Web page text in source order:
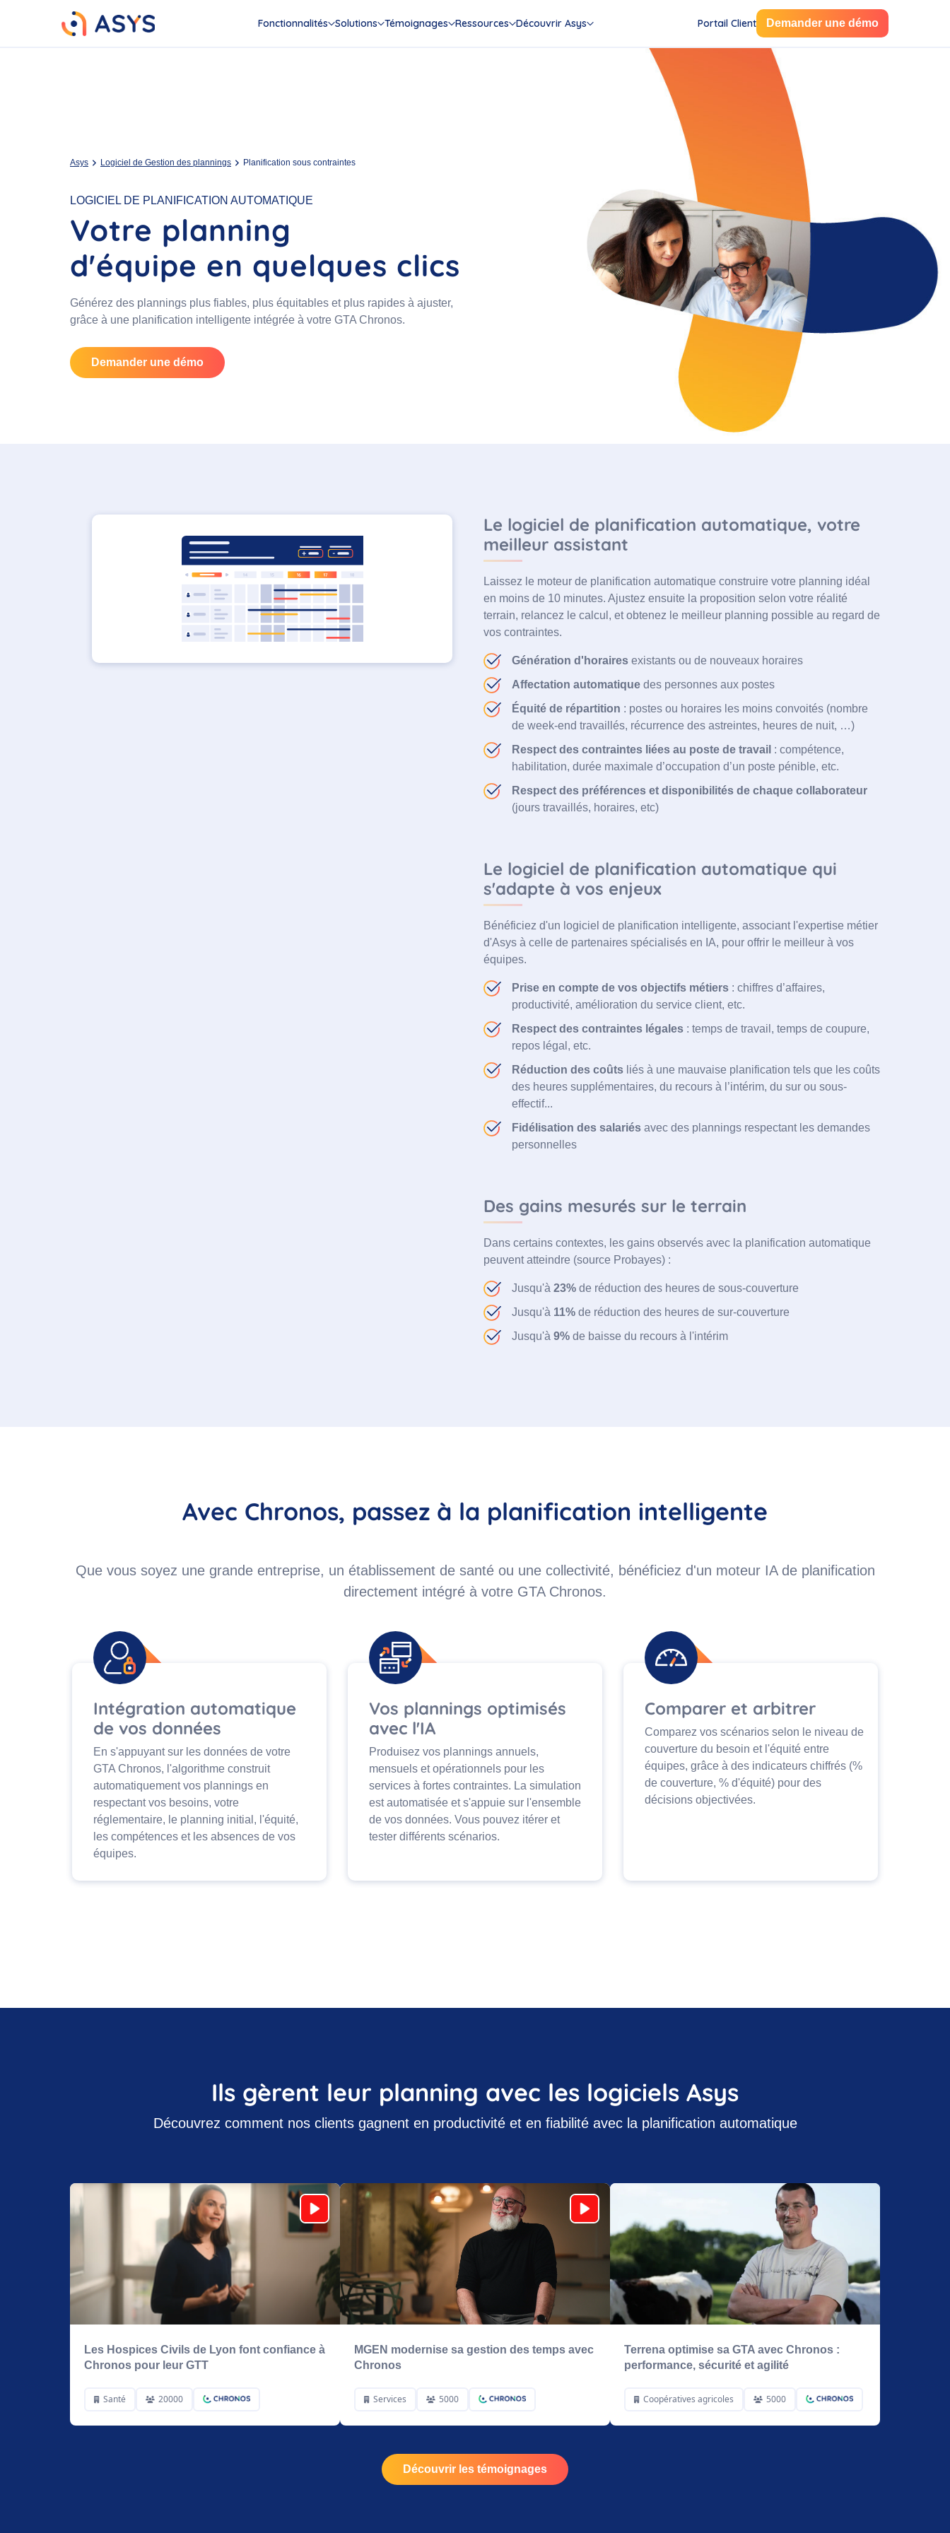
Fonctionnalités Solutions Témoignages Ressources Découvrir Asys Portail Client Demander une démo
Asys Logiciel de Gestion des plannings Planification sous contraintes
LOGICIEL DE PLANIFICATION AUTOMATIQUE
Votre planning
d'équipe en quelques clics
Générez des plannings plus fiables, plus équitables et plus rapides à ajuster,
grâce à une planification intelligente intégrée à votre GTA Chronos.
Demander une démo
Le logiciel de planification automatique, votre
meilleur assistant
Laissez le moteur de planification automatique construire votre planning idéal
en moins de 10 minutes. Ajustez ensuite la proposition selon votre réalité
terrain, relancez le calcul, et obtenez le meilleur planning possible au regard de
vos contraintes.
Génération d'horaires existants ou de nouveaux horaires
Affectation automatique des personnes aux postes
Équité de répartition : postes ou horaires les moins convoités (nombre
de week-end travaillés, récurrence des astreintes, heures de nuit, …)
Respect des contraintes liées au poste de travail : compétence,
habilitation, durée maximale d’occupation d’un poste pénible, etc.
Respect des préférences et disponibilités de chaque collaborateur
(jours travaillés, horaires, etc)
Le logiciel de planification automatique qui
s'adapte à vos enjeux
Bénéficiez d'un logiciel de planification intelligente, associant l'expertise métier
d'Asys à celle de partenaires spécialisés en IA, pour offrir le meilleur à vos
équipes.
Prise en compte de vos objectifs métiers : chiffres d’affaires,
productivité, amélioration du service client, etc.
Respect des contraintes légales : temps de travail, temps de coupure,
repos légal, etc.
Réduction des coûts liés à une mauvaise planification tels que les coûts
des heures supplémentaires, du recours à l’intérim, du sur ou sous-
effectif...
Fidélisation des salariés avec des plannings respectant les demandes
personnelles
Des gains mesurés sur le terrain
Dans certains contextes, les gains observés avec la planification automatique
peuvent atteindre (source Probayes) :
Jusqu'à 23% de réduction des heures de sous-couverture
Jusqu'à 11% de réduction des heures de sur-couverture
Jusqu'à 9% de baisse du recours à l'intérim
Avec Chronos, passez à la planification intelligente
Que vous soyez une grande entreprise, un établissement de santé ou une collectivité, bénéficiez d'un moteur IA de planification
directement intégré à votre GTA Chronos.
Intégration automatique
de vos données
En s'appuyant sur les données de votre
GTA Chronos, l'algorithme construit
automatiquement vos plannings en
respectant vos besoins, votre
réglementaire, le planning initial, l'équité,
les compétences et les absences de vos
équipes.
Vos plannings optimisés
avec l'IA
Produisez vos plannings annuels,
mensuels et opérationnels pour les
services à fortes contraintes. La simulation
est automatisée et s'appuie sur l'ensemble
de vos données. Vous pouvez itérer et
tester différents scénarios.
Comparer et arbitrer
Comparez vos scénarios selon le niveau de
couverture du besoin et l'équité entre
équipes, grâce à des indicateurs chiffrés (%
de couverture, % d'équité) pour des
décisions objectivées.
Ils gèrent leur planning avec les logiciels Asys
Découvrez comment nos clients gagnent en productivité et en fiabilité avec la planification automatique
Les Hospices Civils de Lyon font confiance à
Chronos pour leur GTT
Santé 20000
MGEN modernise sa gestion des temps avec
Chronos
Services 5000
Terrena optimise sa GTA avec Chronos :
performance, sécurité et agilité
Coopératives agricoles 5000
Découvrir les témoignages